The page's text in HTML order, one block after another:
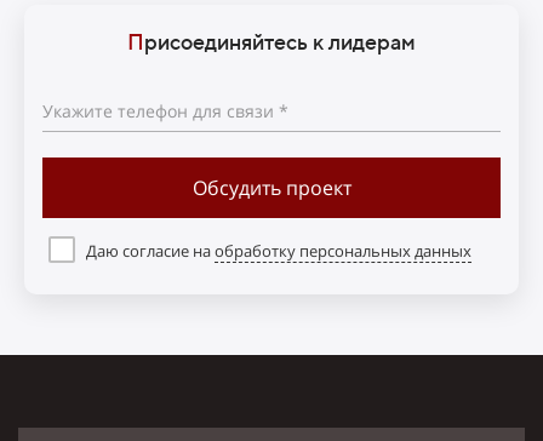
Присоединяйтесь к лидерам
Укажите телефон для связи *
Обсудить проект
Даю согласие наобработку персональных данных